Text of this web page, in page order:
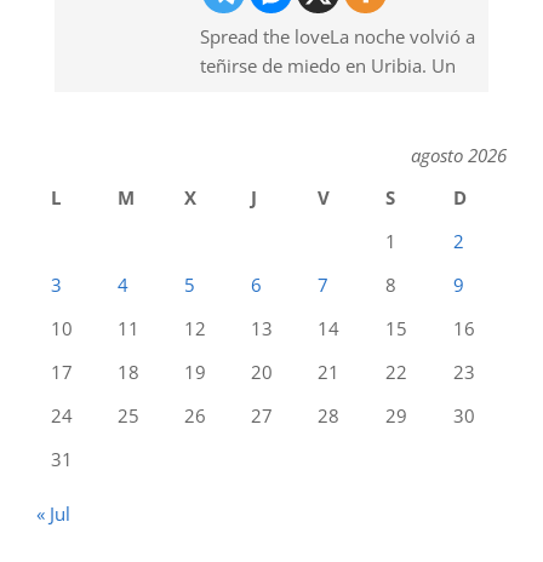
Spread the loveLa noche volvió a
teñirse de miedo en Uribia. Un
agosto 2026
L
M X J V S
D
1
2
3
4 5 6 7 8
9
10
11 12 13 14 15
16
17
18 19 20 21 22
23
24
25 26 27 28 29
30
31
« Jul